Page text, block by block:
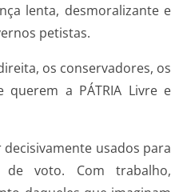
lenta, desmoralizante e
petistas.
os conservadores, os
a PÁTRIA Livre e
usados para
voto. Com trabalho,